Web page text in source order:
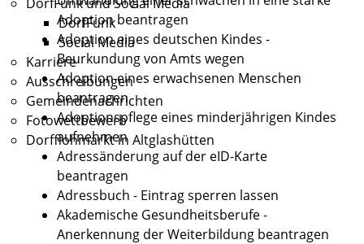
DorfFunk
Social Media
Karriere
Ausschreibungen
Gemeindenachrichten
Fotowettbewerb
Dorfflohmarkt in Altglashütten
Adoption beantragen
Adoption eines deutschen Kindes -
Beurkundung von Amts wegen
Adoption eines erwachsenen Menschen
beantragen
Adoptionspflege eines minderjährigen Kindes
aufnehmen
Adressänderung auf der eID-Karte
beantragen
Adressbuch - Eintrag sperren lassen
Akademische Gesundheitsberufe -
Anerkennung der Weiterbildung beantragen